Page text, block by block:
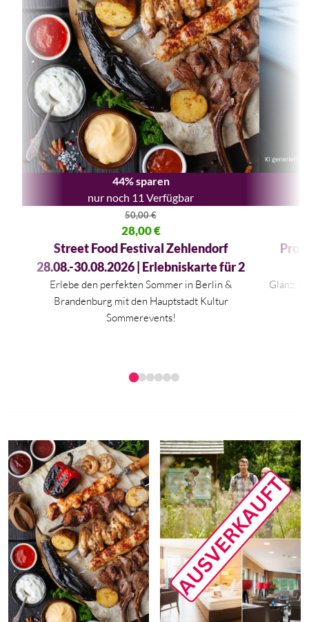
44% sparen
nur noch 11 Verfügbar
50,00€
Ursprünglicher Preis war: 50,00 €
28,00€
Aktueller Preis ist: 28,00 €.
Street Food Festival Zehlendorf
28.08.-30.08.2026 | Erlebniskarte für 2
Erlebe den perfekten Sommer in Berlin &
Brandenburg mit den Hauptstadt Kultur
Sommerevents!
Aktueller
Glanz,